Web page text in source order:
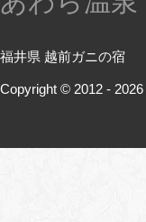
福井県 越前ガニの宿
Copyright © 2012 - 2026